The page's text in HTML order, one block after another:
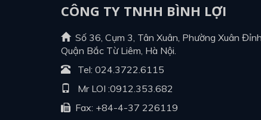
CÔNG TY TNHH BÌNH LỢI
Số 36, Cụm 3, Tân Xuân, Phường Xuân
Quận Bắc Từ Liêm, Hà Nội.
Tel: 024.3722.6115
Mr LOI :0912.353.682
Fax: +84-4-37 226119